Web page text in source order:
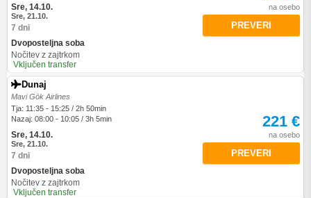
Sre, 14.10.
Sre, 21.10.
7 dni
Dvoposteljna soba
Nočitev z zajtrkom
Vključen transfer
na osebo
PREVERI
Dunaj
Mavi Gök Airlines
Tja: 11:35 - 15:25 / 2h 50min
Nazaj: 08:00 - 10:05 / 3h 5min
Sre, 14.10.
Sre, 21.10.
7 dni
Dvoposteljna soba
Nočitev z zajtrkom
Vključen transfer
221 €
na osebo
PREVERI